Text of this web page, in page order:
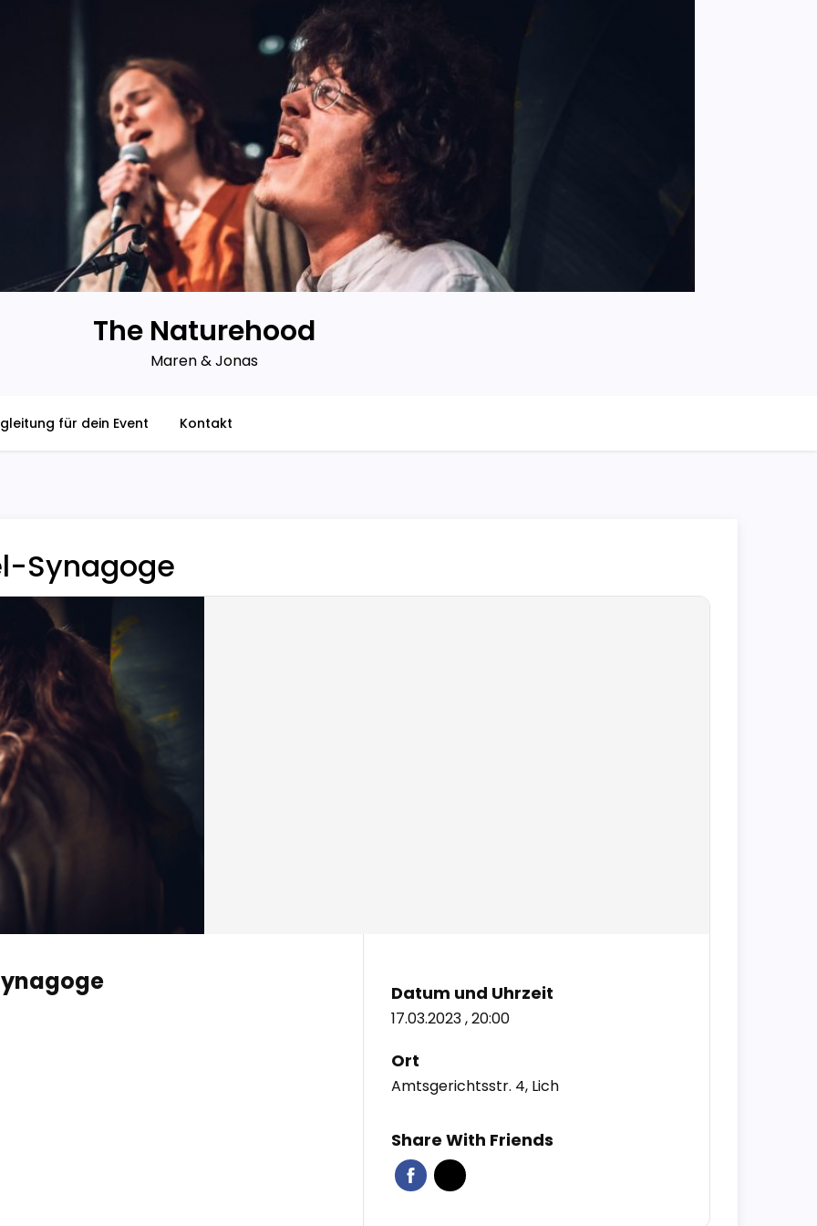
The Naturehood
Maren & Jonas
für dein Event Kontakt
Synagoge
Datum und Uhrzeit
17.03.2023 , 20:00
Ort
Amtsgerichtsstr. 4, Lich
Share With Friends